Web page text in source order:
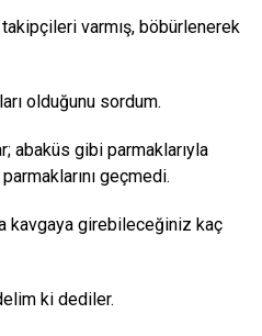
varmış, böbürlenerek
olduğunu sordum.
abaküs gibi parmaklarıyla
geçmedi.
kavgaya girebileceğiniz kaç
ki dediler.